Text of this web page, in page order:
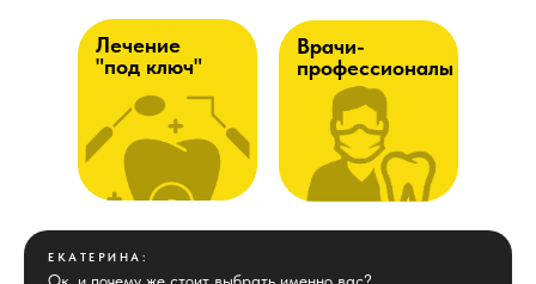
Лечение
"под ключ"
Врачи-
профессионалы
ЕКАТЕРИНА: